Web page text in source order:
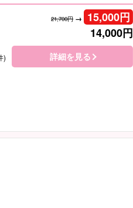
21,700円→ 15,000円
14,000円
) 詳細を見る